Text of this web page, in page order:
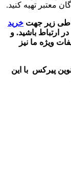
زیر جهت خرید
ارتباط باشید. و
ویژه ما نیز
پیرکس با این